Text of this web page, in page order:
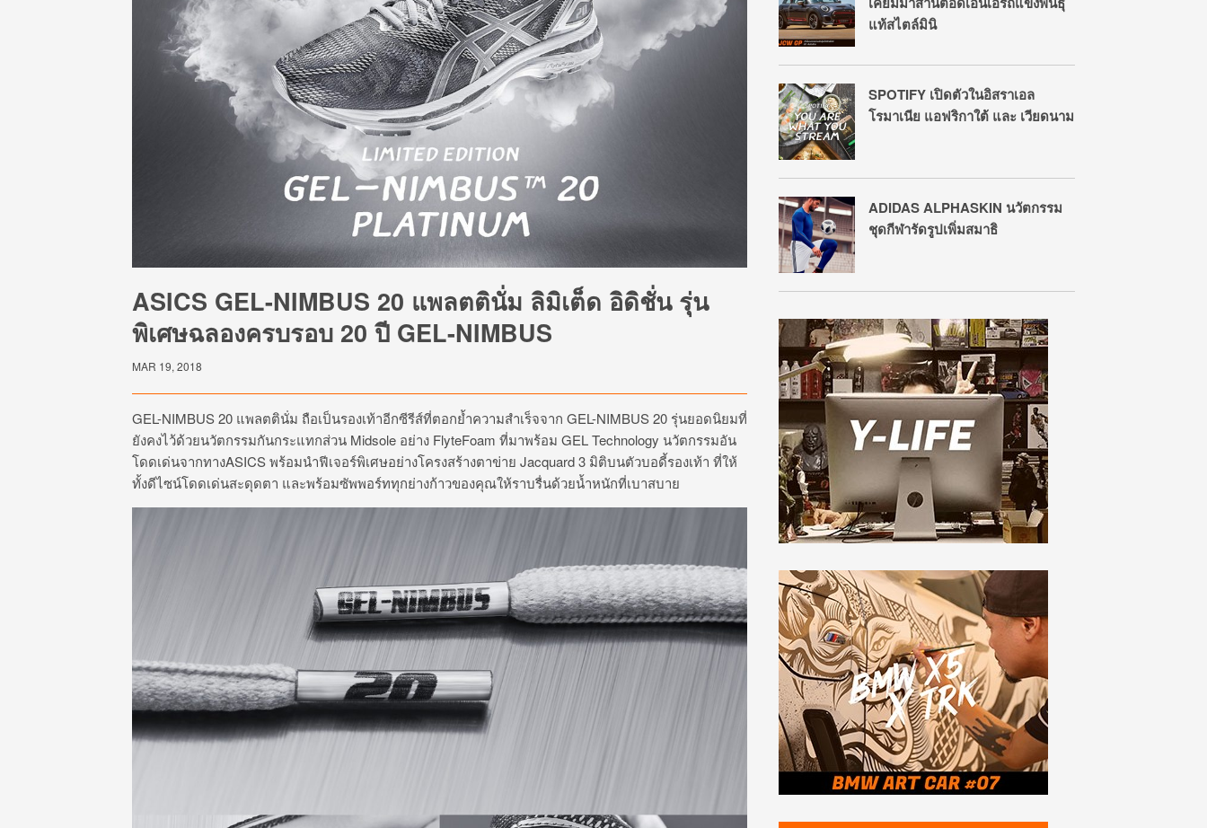
ASICS GEL-NIMBUS 20 แพลตตินั่ม ลิมิเต็ด อิดิชั่น รุ่น
พิเศษฉลองครบรอบ 20 ปี GEL-NIMBUS
MAR 19, 2018
GEL-NIMBUS 20 แพลตตินั่ม ถือเป็นรองเท้าอีกซีรีส์ที่ตอกย้ำความสำเร็จจาก GEL-NIMBUS 20 รุ่นยอดนิยมที่
ยังคงไว้ด้วยนวัตกรรมกันกระแทกส่วน Midsole อย่าง FlyteFoam ที่มาพร้อม GEL Technology นวัตกรรมอัน
โดดเด่นจากทางASICS พร้อมนำฟีเจอร์พิเศษอย่างโครงสร้างตาข่าย Jacquard 3 มิติบนตัวบอดี้รองเท้า ที่ให้
ทั้งดีไซน์โดดเด่นสะดุดตา และพร้อมซัพพอร์ททุกย่างก้าวของคุณให้ราบรื่นด้วยน้ำหนักที่เบาสบาย
แท้สไตล์มินิ
SPOTIFY เปิดตัวในอิสราเอล
โรมาเนีย แอฟริกาใต้ และ เวียดนาม
ADIDAS ALPHASKIN นวัตกรรม
ชุดกีฬารัดรูปเพิ่มสมาธิ